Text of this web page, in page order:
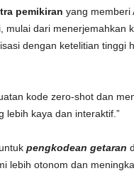
pemikiran yang memberi
dari menerjemahkan
dengan ketelitian tinggi
kode zero-shot dan
lebih kaya dan interaktif.”
pengkodean getaran
lebih otonom dan